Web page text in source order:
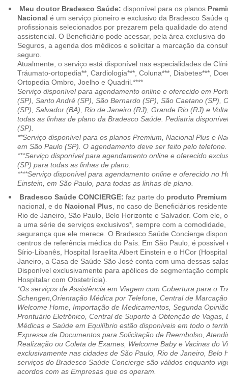
Meu doutor Bradesco Saúde: disponível para os planos
Nacional é um serviço pioneiro e exclusivo da Bradesco Saúde
profissionais selecionados por prezarem pela qualidade do
assistencial. O Beneficiário pode acessar, pela área exclusiva
Seguros, a agenda dos médicos e solicitar a marcação da
seguro.
Atualmente, o serviço está disponível nas especialidades de
Tráumato-ortopedia**, Cardiologia***, Coluna***, Diabetes***,
Ortopedia Ombro, Joelho e Quadril.****
Serviço disponível para agendamento online e oferecido em
(SP), Santo André (SP), São Bernardo (SP), São Caetano (SP),
(SP), Salvador (BA), Rio de Janeiro (RJ), Grande Rio (RJ) e
todas as linhas de plano da Bradesco Saúde. Pediatria
(SP).
**Serviço disponível para os planos Premium, Nacional Plus e
em São Paulo (SP). O agendamento deve ser feito pelo telefone.
***Serviço disponível para agendamento online e oferecido
(SP) para todas as linhas de plano.
****Serviço disponível para agendamento online e oferecido no
Einstein, em São Paulo, para todas as linhas de plano.
Bradesco Saúde CONCIERGE: faz parte do produto Premium
nacional, e do Nacional Plus , no caso de Beneficiários
Rio de Janeiro, São Paulo, Belo Horizonte e Salvador. Com ele,
a uma série de serviços exclusivos*, sempre com a
segurança que ele merece. O Bradesco Saúde Concierge
centros de referência médica do País. Em São Paulo, é possível
Sírio-Libanês, Hospital Israelita Albert Einstein e o HCor
Janeiro, a Casa de Saúde São José conta com uma dessas
Disponível exclusivamente para apólices de segmentação
Hospitalar com Obstetrícia).
*Os serviços de Assistência em Viagem com Cobertura para o
Schengen,Orientação Médica por Telefone, Central de
Welcome Home, Importação de Medicamentos, Segunda
Prontuário Eletrônico, Central de Suporte à Obtenção de Vagas,
Médicas e Saúde em Equilíbrio estão disponíveis em todo o
Expressa de Documentos para Solicitação de Reembolso,
Realização ou Coleta de Exames, Welcome Baby e Vacinas do
exclusivamente nas cidades de São Paulo, Rio de Janeiro, Belo
serviços do Bradesco Saúde Concierge são válidos enquanto
acordos com as Empresas que os operam.